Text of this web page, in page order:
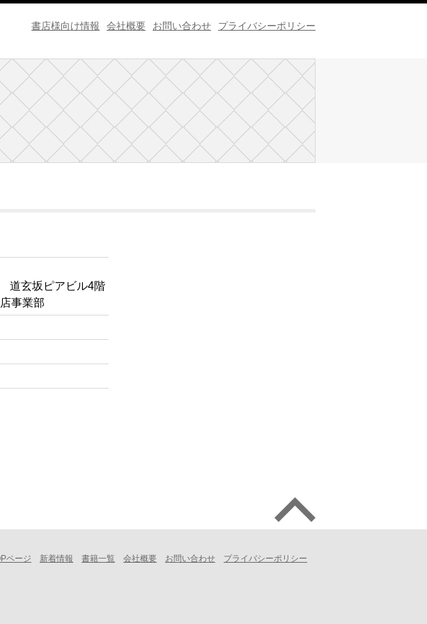
書店様向け情報 会社概要 お問い合わせ プライバシーポリシー
道玄坂ピアビル4階
事業部
ページ 新着情報 書籍一覧 会社概要 お問い合わせ プライバシーポリシー